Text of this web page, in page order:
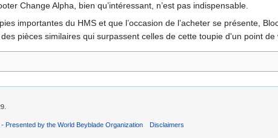
Change Alpha, bien qu’intéressant, n’est pas indispensable.
importantes du HMS et que l’occasion de l’acheter se présente,
pièces similaires qui surpassent celles de cette toupie d'un point de
Presented by the World Beyblade Organization Disclaimers